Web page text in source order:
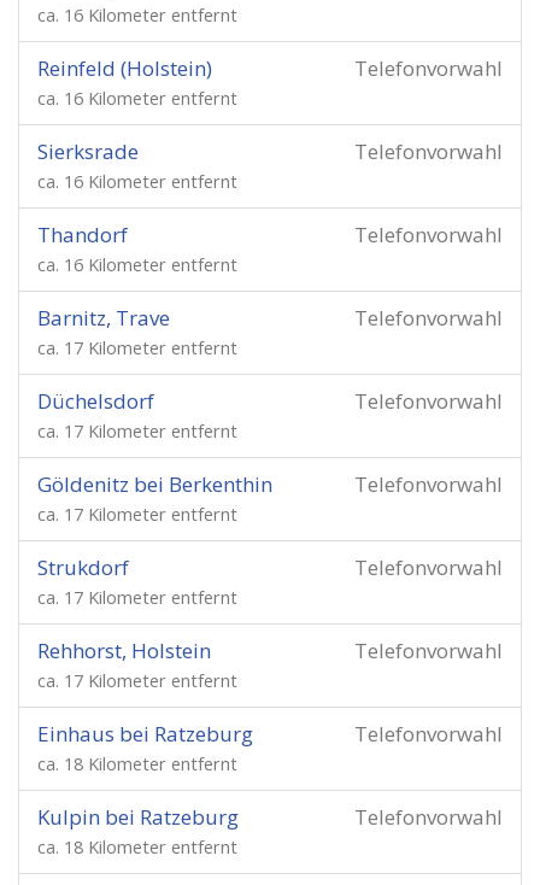
ca. 16 Kilometer entfernt
Telefonvorwahl
Reinfeld (Holstein)
ca. 16 Kilometer entfernt
Telefonvorwahl
Sierksrade
ca. 16 Kilometer entfernt
Telefonvorwahl
Thandorf
ca. 16 Kilometer entfernt
Telefonvorwahl
Barnitz, Trave
ca. 17 Kilometer entfernt
Telefonvorwahl
Düchelsdorf
ca. 17 Kilometer entfernt
Telefonvorwahl
Göldenitz bei Berkenthin
ca. 17 Kilometer entfernt
Telefonvorwahl
Strukdorf
ca. 17 Kilometer entfernt
Telefonvorwahl
Rehhorst, Holstein
ca. 17 Kilometer entfernt
Telefonvorwahl
Einhaus bei Ratzeburg
ca. 18 Kilometer entfernt
Telefonvorwahl
Kulpin bei Ratzeburg
ca. 18 Kilometer entfernt